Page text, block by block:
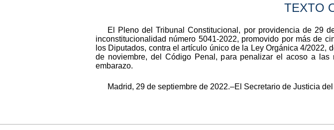
TEXTO
El Pleno del Tribunal Constitucional, por providencia de 29
inconstitucionalidad número 5041-2022, promovido por más de
los Diputados, contra el artículo único de la Ley Orgánica 4/
de noviembre, del Código Penal, para penalizar el acoso a
embarazo.
Madrid, 29 de septiembre de 2022.–El Secretario de Justicia